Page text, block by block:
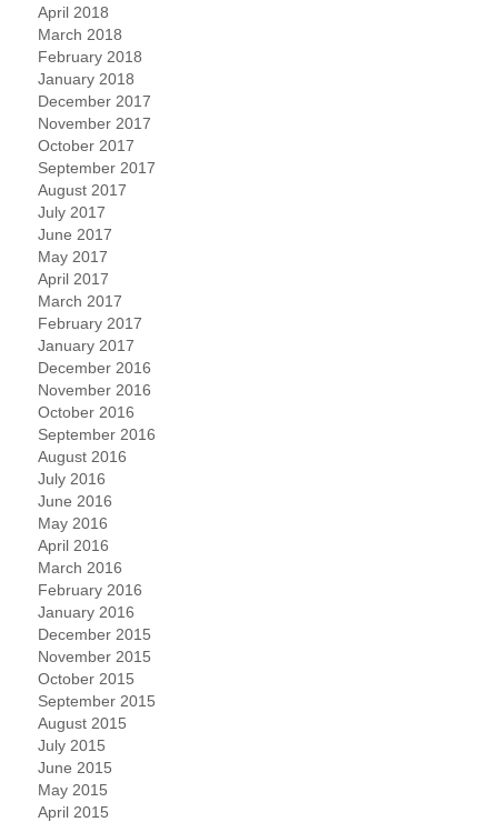
April 2018
March 2018
February 2018
January 2018
December 2017
November 2017
October 2017
September 2017
August 2017
July 2017
June 2017
May 2017
April 2017
March 2017
February 2017
January 2017
December 2016
November 2016
October 2016
September 2016
August 2016
July 2016
June 2016
May 2016
April 2016
March 2016
February 2016
January 2016
December 2015
November 2015
October 2015
September 2015
August 2015
July 2015
June 2015
May 2015
April 2015